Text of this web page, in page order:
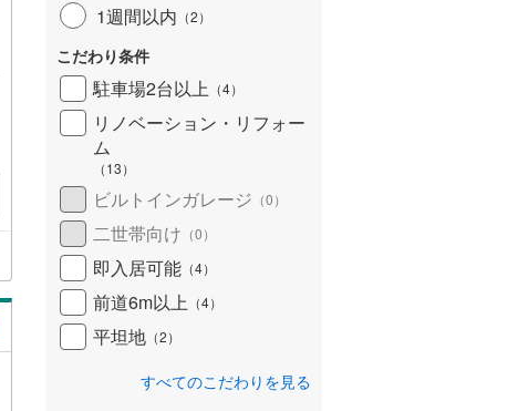
1週間以内 （2）
こだわり条件
駐車場2台以上 （4）
リノベーション・リフォー
ム
（13）
ビルトインガレージ （0）
二世帯向け （0）
即入居可能 （4）
前道6m以上 （4）
平坦地 （2）
すべてのこだわりを見る
九州新幹線(51)
札幌市営地下鉄東豊線( 4)
東京メトロ銀座線
東京メトロ日比谷線(62
東京メトロ有楽町線
東京メトロ副都心線
都営新宿線(89)
横浜市営地下鉄グリーンライン